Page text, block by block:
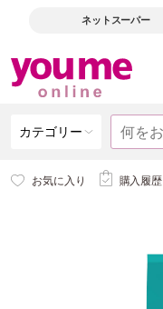
ネットスーパー
カテゴリー
お気に入り 購入履歴